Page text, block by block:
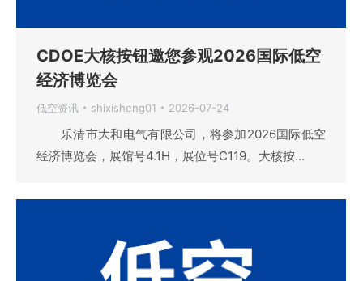
CDOE大核按钮邀您参观2026国际低空
经济博览会
低空资讯 shixisheng01 2026-07-24
乐清市大和电气有限公司，将参加2026国际低空
经济博览会，展馆号4.1H，展位号C119。大核按…